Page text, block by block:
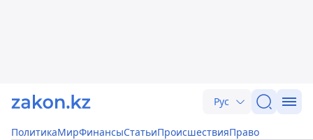
Рус
ПолитикаМирФинансыСтатьиПроисшествияПраво